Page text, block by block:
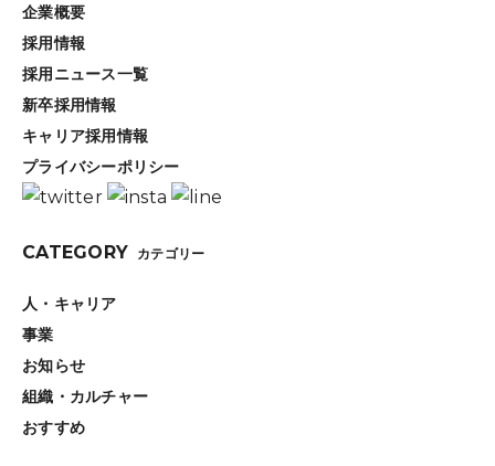
企業概要
採用情報
採用ニュース一覧
新卒採用情報
キャリア採用情報
プライバシーポリシー
CATEGORY カテゴリー
人・キャリア
事業
お知らせ
組織・カルチャー
おすすめ